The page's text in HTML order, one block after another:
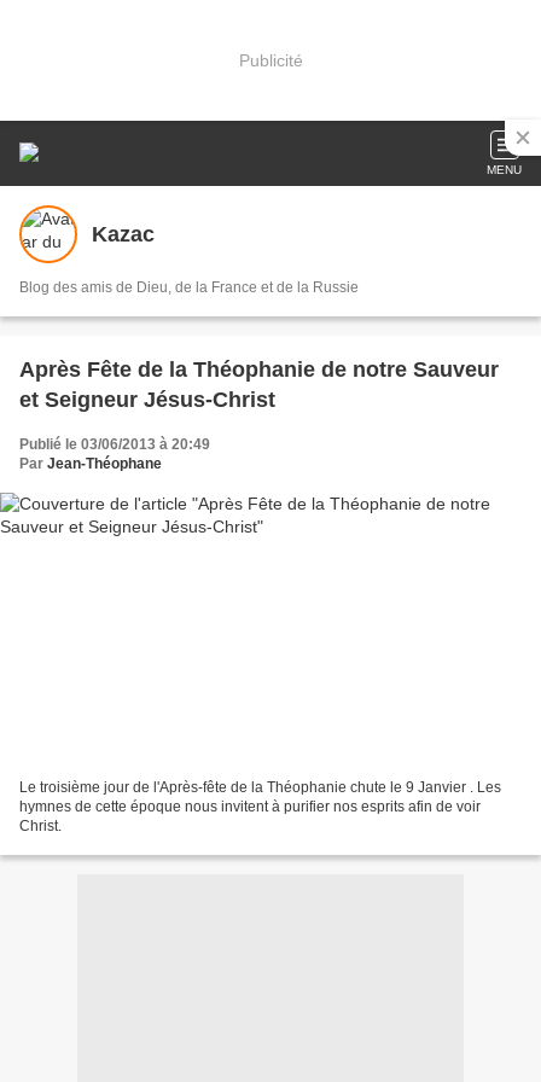
Publicité
MENU
Kazac
Blog des amis de Dieu, de la France et de la Russie
Après Fête de la Théophanie de notre Sauveur
et Seigneur Jésus-Christ
Publié le 03/06/2013 à 20:49
Par Jean-Théophane
Le troisième jour de l'Après-fête de la Théophanie chute le 9 Janvier . Les
hymnes de cette époque nous invitent à purifier nos esprits afin de voir
Christ.